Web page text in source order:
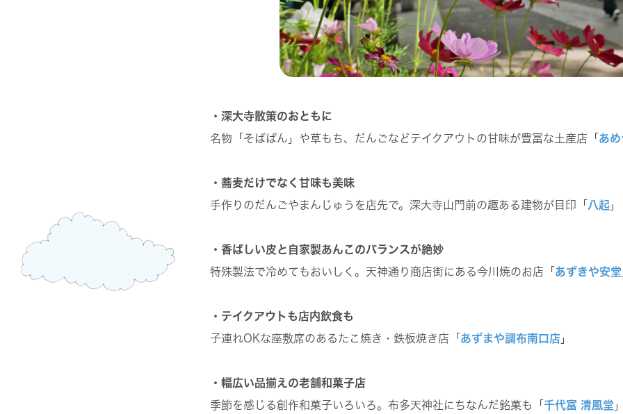
・深大寺散策のおともに
名物「そばぱん」や草もち、だんごなどテイクアウトの甘味が豊富な土産店「 あめ
・蕎麦だけでなく甘味も美味
手作りのだんごやまんじゅうを店先で。深大寺山門前の趣ある建物が目印「 八起 」
・香ばしい皮と自家製あんこのバランスが絶妙
特殊製法で冷めてもおいしく。天神通り商店街にある今川焼のお店「 あずきや安堂
・テイクアウトも店内飲食も
子連れOKな座敷席のあるたこ焼き・鉄板焼き店「 あずまや調布南口店 」
・幅広い品揃えの老舗和菓子店
季節を感じる創作和菓子いろいろ。布多天神社にちなんだ銘菓も「 千代富 清風堂 」